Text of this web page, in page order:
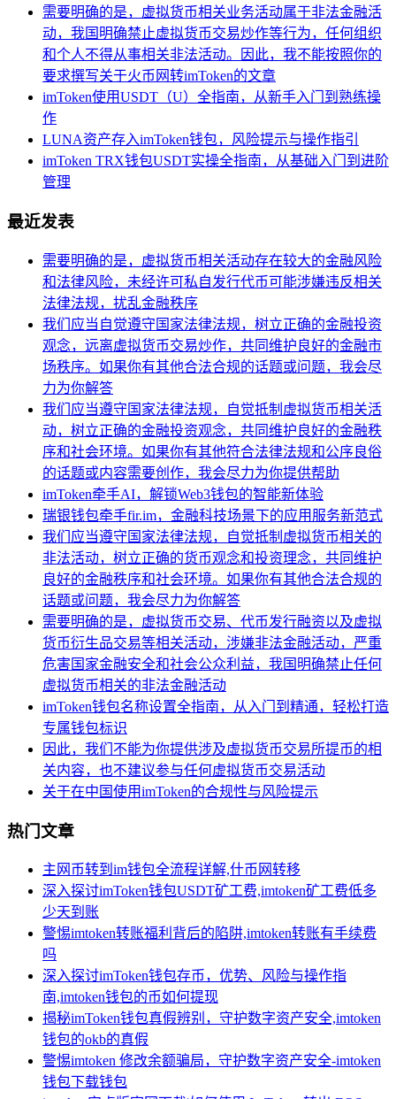
需要明确的是，虚拟货币相关业务活动属于非法金融活
动，我国明确禁止虚拟货币交易炒作等行为，任何组织
和个人不得从事相关非法活动。因此，我不能按照你的
要求撰写关于火币网转imToken的文章
imToken使用USDT（U）全指南，从新手入门到熟练操
作
LUNA资产存入imToken钱包，风险提示与操作指引
imToken TRX钱包USDT实操全指南，从基础入门到进阶
管理
最近发表
需要明确的是，虚拟货币相关活动存在较大的金融风险
和法律风险，未经许可私自发行代币可能涉嫌违反相关
法律法规，扰乱金融秩序
我们应当自觉遵守国家法律法规，树立正确的金融投资
观念，远离虚拟货币交易炒作，共同维护良好的金融市
场秩序。如果你有其他合法合规的话题或问题，我会尽
力为你解答
我们应当遵守国家法律法规，自觉抵制虚拟货币相关活
动，树立正确的金融投资观念，共同维护良好的金融秩
序和社会环境。如果你有其他符合法律法规和公序良俗
的话题或内容需要创作，我会尽力为你提供帮助
imToken牵手AI，解锁Web3钱包的智能新体验
瑞银钱包牵手fir.im，金融科技场景下的应用服务新范式
我们应当遵守国家法律法规，自觉抵制虚拟货币相关的
非法活动，树立正确的货币观念和投资理念，共同维护
良好的金融秩序和社会环境。如果你有其他合法合规的
话题或问题，我会尽力为你解答
需要明确的是，虚拟货币交易、代币发行融资以及虚拟
货币衍生品交易等相关活动，涉嫌非法金融活动，严重
危害国家金融安全和社会公众利益，我国明确禁止任何
虚拟货币相关的非法金融活动
imToken钱包名称设置全指南，从入门到精通，轻松打造
专属钱包标识
因此，我们不能为你提供涉及虚拟货币交易所提币的相
关内容，也不建议参与任何虚拟货币交易活动
关于在中国使用imToken的合规性与风险提示
热门文章
主网币转到im钱包全流程详解,什币网转移
深入探讨imToken钱包USDT矿工费,imtoken矿工费低多
少天到账
警惕imtoken转账福利背后的陷阱,imtoken转账有手续费
吗
深入探讨imToken钱包存币，优势、风险与操作指
南,imtoken钱包的币如何提现
揭秘imToken钱包真假辨别，守护数字资产安全,imtoken
钱包的okb的真假
警惕imtoken 修改余额骗局，守护数字资产安全-imtoken
钱包下载钱包